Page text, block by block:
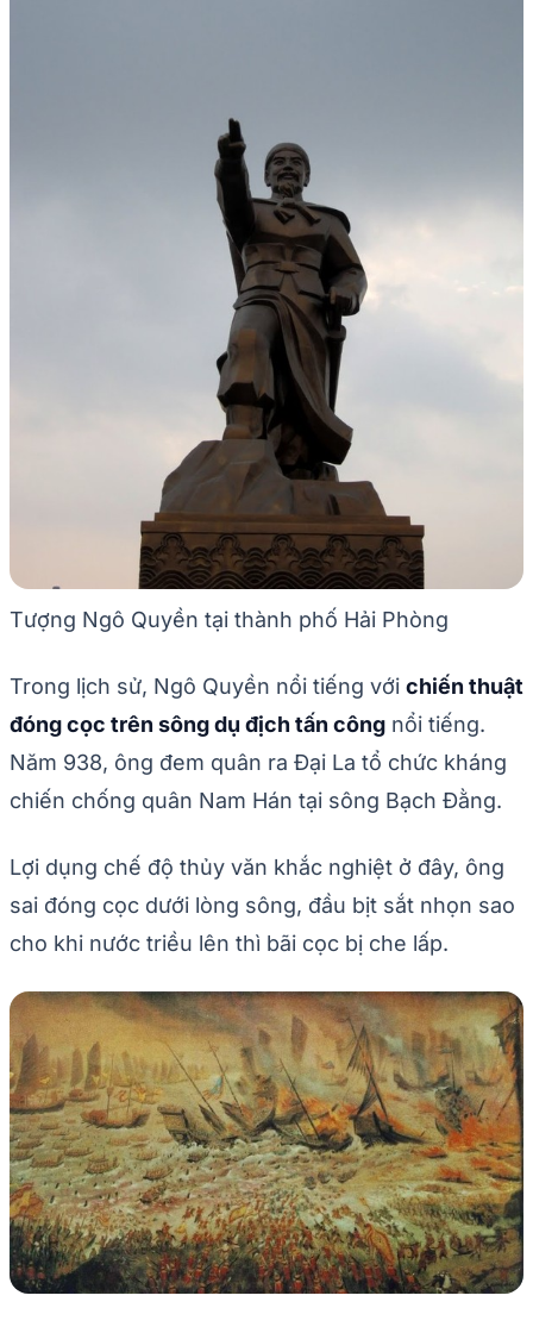
Tượng Ngô Quyền tại thành phố Hải Phòng
Trong lịch sử, Ngô Quyền nổi tiếng với chiến thuật
đóng cọc trên sông dụ địch tấn công nổi tiếng.
Năm 938, ông đem quân ra Đại La tổ chức kháng
chiến chống quân Nam Hán tại sông Bạch Đằng.
Lợi dụng chế độ thủy văn khắc nghiệt ở đây, ông
sai đóng cọc dưới lòng sông, đầu bịt sắt nhọn sao
cho khi nước triều lên thì bãi cọc bị che lấp.